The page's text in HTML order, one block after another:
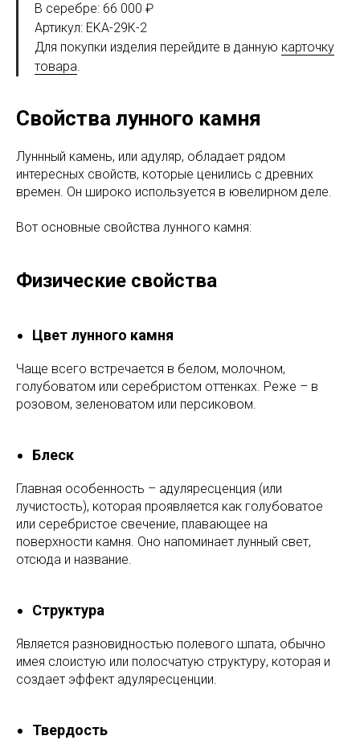
В серебре: 66 000 ₽
Артикул: EKA-29К-2
Для покупки изделия перейдите в данную карточку
товара.
Свойства лунного камня
Луннный камень, или адуляр, обладает рядом
интересных свойств, которые ценились с древних
времен. Он широко используется в ювелирном деле.
Вот основные свойства лунного камня:
Физические свойства
Цвет лунного камня
Чаще всего встречается в белом, молочном,
голубоватом или серебристом оттенках. Реже – в
розовом, зеленоватом или персиковом.
Блеск
Главная особенность – адуляресценция (или
лучистость), которая проявляется как голубоватое
или серебристое свечение, плавающее на
поверхности камня. Оно напоминает лунный свет,
отсюда и название.
Структура
Является разновидностью полевого шпата, обычно
имея слоистую или полосчатую структуру, которая и
создает эффект адуляресценции.
Твердость